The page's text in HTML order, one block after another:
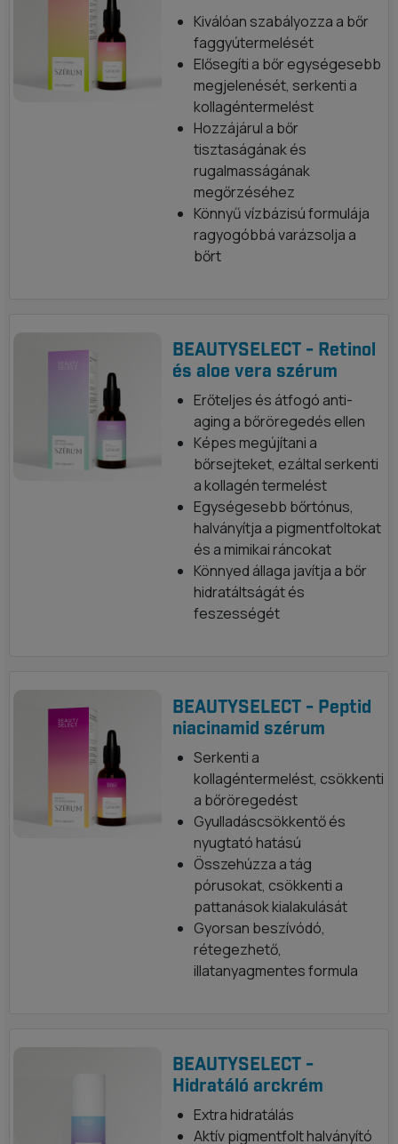
Kiválóan szabályozza a bőr
faggyútermelését
Elősegíti a bőr egységesebb
megjelenését, serkenti a
kollagéntermelést
Hozzájárul a bőr
tisztaságának és
rugalmasságának
megőrzéséhez
Könnyű vízbázisú formulája
ragyogóbbá varázsolja a
bőrt
BEAUTYSELECT - Retinol
és aloe vera szérum
Erőteljes és átfogó anti-
aging a bőröregedés ellen
Képes megújítani a
bőrsejteket, ezáltal serkenti
a kollagén termelést
Egységesebb bőrtónus,
halványítja a pigmentfoltokat
és a mimikai ráncokat
Könnyed állaga javítja a bőr
hidratáltságát és
feszességét
BEAUTYSELECT - Peptid
niacinamid szérum
Serkenti a
kollagéntermelést, csökkenti
a bőröregedést
Gyulladáscsökkentő és
nyugtató hatású
Összehúzza a tág
pórusokat, csökkenti a
pattanások kialakulását
Gyorsan beszívódó,
rétegezhető,
illatanyagmentes formula
BEAUTYSELECT -
Hidratáló arckrém
Extra hidratálás
Aktív pigmentfolt halványító